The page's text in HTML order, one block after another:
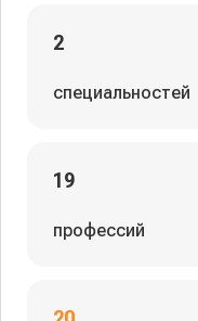
2
специальностей
19
профессий